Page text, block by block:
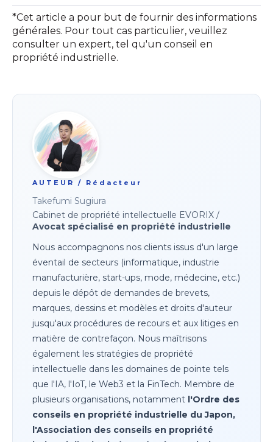
*Cet article a pour but de fournir des informations
générales. Pour tout cas particulier, veuillez
consulter un expert, tel qu'un conseil en
propriété industrielle.
AUTEUR / Rédacteur
Takefumi Sugiura
Cabinet de propriété intellectuelle EVORIX /
Avocat spécialisé en propriété industrielle
Nous accompagnons nos clients issus d'un large
éventail de secteurs (informatique, industrie
manufacturière, start-ups, mode, médecine, etc.)
depuis le dépôt de demandes de brevets,
marques, dessins et modèles et droits d'auteur
jusqu'aux procédures de recours et aux litiges en
matière de contrefaçon. Nous maîtrisons
également les stratégies de propriété
intellectuelle dans les domaines de pointe tels
que l'IA, l'IoT, le Web3 et la FinTech. Membre de
plusieurs organisations, notamment l'Ordre des
conseils en propriété industrielle du Japon,
l'Association des conseils en propriété